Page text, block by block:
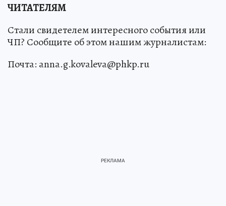
ЧИТАТЕЛЯМ
Стали свидетелем интересного события или
ЧП? Сообщите об этом нашим журналистам:
Почта: anna.g.kovaleva@phkp.ru